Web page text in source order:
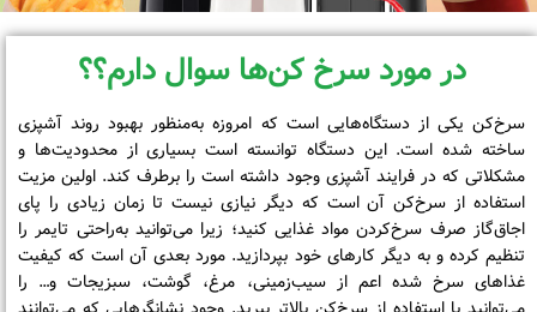
در مورد سرخ کن‌ها سوال دارم؟؟
سرخ‌کن یکی از دستگاه‌هایی است که امروزه به‌منظور بهبود روند آشپزی
ساخته شده است. این دستگاه توانسته است بسیاری از محدودیت‌ها و
مشکلاتی که در فرایند آشپزی وجود داشته است را برطرف کند. اولین مزیت
استفاده از سرخ‌کن آن است که دیگر نیازی نیست تا زمان زیادی را پای
اجاق‌گاز صرف سرخ‌کردن مواد غذایی کنید؛ زیرا می‌توانید به‌راحتی تایمر را
تنظیم کرده و به دیگر کارهای خود بپردازید. مورد بعدی آن است که کیفیت
غذاهای سرخ شده اعم از سیب‌زمینی، مرغ، گوشت، سبزیجات و… را